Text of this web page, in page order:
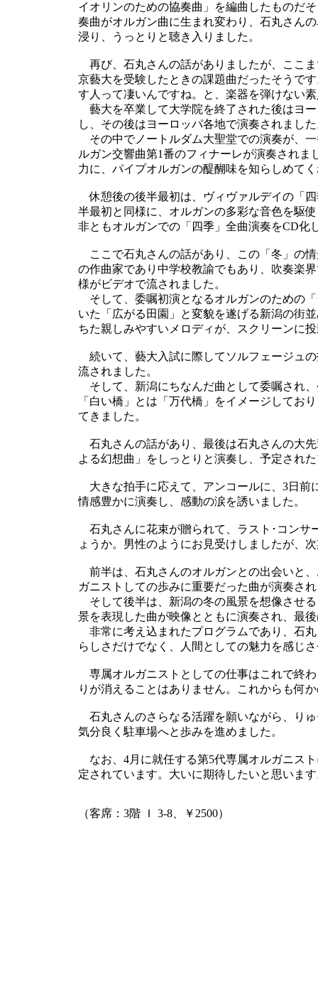
イオリンのための協奏曲」を編曲したものだ
奏曲がオルガン曲に生まれ変わり、石丸さん
浸り、うっとりと聴き入りました。
再び、石丸さんの話がありましたが、ここ
京藝大を受験したときの課題曲だったそうで
す人って凄いんですね。と、楽器を弾けない
藝大を卒業して大学院を終了された後はヨ
し、その後はヨーロッパ各地で演奏されまし
その中でノートルダム大聖堂での演奏が、
ルガン交響曲第1番のフィナーレが演奏され
力に、パイプオルガンの醍醐味を知らしめて
休憩後の後半最初は、ヴィヴァルデイの「
半最初と同様に、オルガンの多彩な音色を駆
非ともオルガンでの「四季」全曲演奏をCD化
ここで石丸さんの話があり、この「冬」の
の作曲家であり中学校教諭でもあり、吹奏楽
様がビデオで流されました。
そして、委嘱初演となるオルガンのための
いた「広がる田園」と変貌を遂げる新潟の街
ちた親しみやすいメロディが、スクリーンに
続いて、藝大入試に際してソルフェージュ
流されました。
そして、新潟にちなんだ曲として委嘱され
「白い橋」とは「万代橋」をイメージしてお
てきました。
石丸さんの話があり、最後は石丸さんの大
よる幻想曲」をしっとりと演奏し、予定され
大きな拍手に応えて、アンコールに、3日前
情感豊かに演奏し、感動の涙を誘いました。
石丸さんに花束が贈られて、ラスト･コンサ
ょうか。男性のようにお見受けしましたが、
前半は、石丸さんのオルガンとの出会いと
ガニストしての歩みに重要だった曲が演奏さ
そして後半は、新潟の冬の風景を想像させ
景を表現した曲が映像とともに演奏され、最
非常に考え込まれたプログラムであり、石
らしさだけでなく、人間としての魅力を感じ
専属オルガニストとしての仕事はこれで終
りが消えることはありません。これからも何
石丸さんのさらなる活躍を願いながら、り
気分良く駐車場へと歩みを進めました。
なお、4月に就任する第5代専属オルガニス
定されています。大いに期待したいと思いま
（客席：3階 Ｉ 3-8、￥2500）